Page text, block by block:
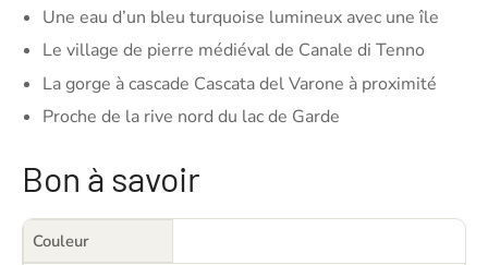
Une eau d’un bleu turquoise lumineux avec une île
Le village de pierre médiéval de Canale di Tenno
La gorge à cascade Cascata del Varone à proximité
Proche de la rive nord du lac de Garde
Bon à savoir
Couleur